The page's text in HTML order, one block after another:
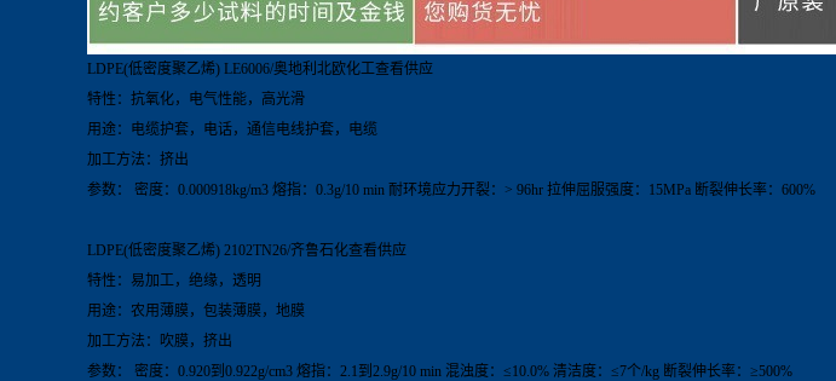
LDPE(低密度聚乙烯) LE6006/奥地利北欧化工查看供应
特性：抗氧化，电气性能，高光滑
用途：电缆护套，电话，通信电线护套，电缆
加工方法：挤出
参数：
密度： 0.000918kg/m3 熔指： 0.3g/10 min 耐环境应力开裂： > 96hr 拉伸屈服强度： 15MPa 断裂伸长率： 600%
LDPE(低密度聚乙烯) 2102TN26/齐鲁石化查看供应
特性：易加工，绝缘，透明
用途：农用薄膜，包装薄膜，地膜
加工方法：吹膜，挤出
参数：
密度： 0.920到 0.922g/cm3 熔指： 2.1到 2.9g/10 min 混浊度：≤10.0% 清洁度：≤7个/kg 断裂伸长率：≥500%